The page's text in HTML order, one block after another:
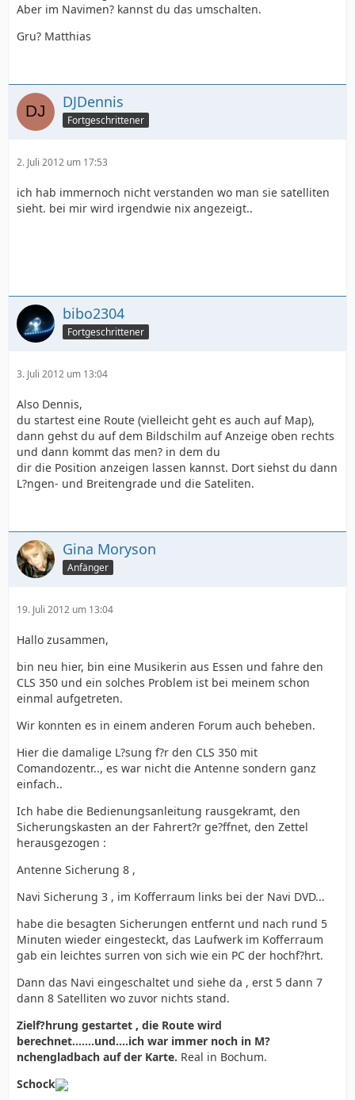
Aber im Navimen? kannst du das umschalten.
Gru? Matthias
DJDennis
Fortgeschrittener
2. Juli 2012 um 17:53
ich hab immernoch nicht verstanden wo man sie satelliten
sieht. bei mir wird irgendwie nix angezeigt..
bibo2304
Fortgeschrittener
3. Juli 2012 um 13:04
Also Dennis,
du startest eine Route (vielleicht geht es auch auf Map),
dann gehst du auf dem Bildschilm auf Anzeige oben rechts
und dann kommt das men? in dem du
dir die Position anzeigen lassen kannst. Dort siehst du dann
L?ngen- und Breitengrade und die Sateliten.
Gina Moryson
Anfänger
19. Juli 2012 um 13:04
Hallo zusammen,
bin neu hier, bin eine Musikerin aus Essen und fahre den
CLS 350 und ein solches Problem ist bei meinem schon
einmal aufgetreten.
Wir konnten es in einem anderen Forum auch beheben.
Hier die damalige L?sung f?r den CLS 350 mit
Comandozentr.., es war nicht die Antenne sondern ganz
einfach..
Ich habe die Bedienungsanleitung rausgekramt, den
Sicherungskasten an der Fahrert?r ge?ffnet, den Zettel
herausgezogen :
Antenne Sicherung 8 ,
Navi Sicherung 3 , im Kofferraum links bei der Navi DVD...
habe die besagten Sicherungen entfernt und nach rund 5
Minuten wieder eingesteckt, das Laufwerk im Kofferraum
gab ein leichtes surren von sich wie ein PC der hochf?hrt.
Dann das Navi eingeschaltet und siehe da , erst 5 dann 7
dann 8 Satelliten wo zuvor nichts stand.
Zielf?hrung gestartet , die Route wird
berechnet.......und....ich war immer noch in M?
nchengladbach auf der Karte. Real in Bochum.
Schock